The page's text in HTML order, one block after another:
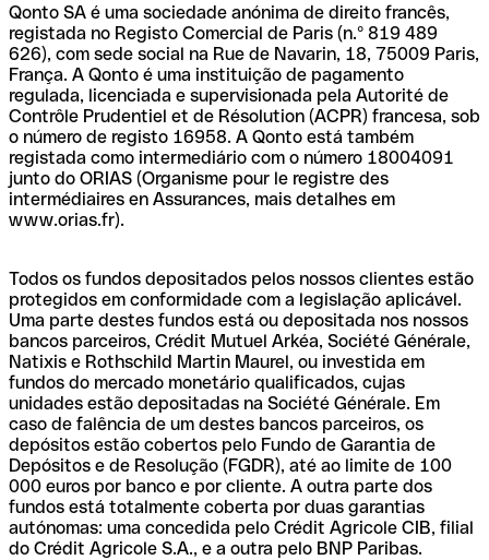
Qonto SA é uma sociedade anónima de direito francês,
registada no Registo Comercial de Paris (n.º 819 489
626), com sede social na Rue de Navarin, 18, 75009 Paris,
França. A Qonto é uma instituição de pagamento
regulada, licenciada e supervisionada pela Autorité de
Contrôle Prudentiel et de Résolution (ACPR) francesa, sob
o número de registo 16958. A Qonto está também
registada como intermediário com o número 18004091
junto do ORIAS (Organisme pour le registre des
intermédiaires en Assurances, mais detalhes em
www.orias.fr).
Todos os fundos depositados pelos nossos clientes estão
protegidos em conformidade com a legislação aplicável.
Uma parte destes fundos está ou depositada nos nossos
bancos parceiros, Crédit Mutuel Arkéa, Société Générale,
Natixis e Rothschild Martin Maurel, ou investida em
fundos do mercado monetário qualificados, cujas
unidades estão depositadas na Société Générale. Em
caso de falência de um destes bancos parceiros, os
depósitos estão cobertos pelo Fundo de Garantia de
Depósitos e de Resolução (FGDR), até ao limite de 100
000 euros por banco e por cliente. A outra parte dos
fundos está totalmente coberta por duas garantias
autónomas: uma concedida pelo Crédit Agricole CIB, filial
do Crédit Agricole S.A., e a outra pelo BNP Paribas.